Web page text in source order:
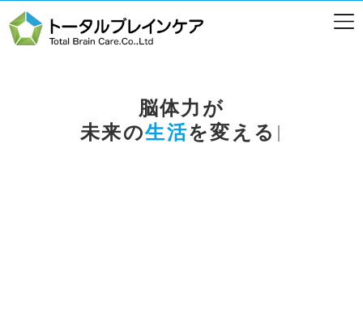
脳体力が
未来の生活を変える |